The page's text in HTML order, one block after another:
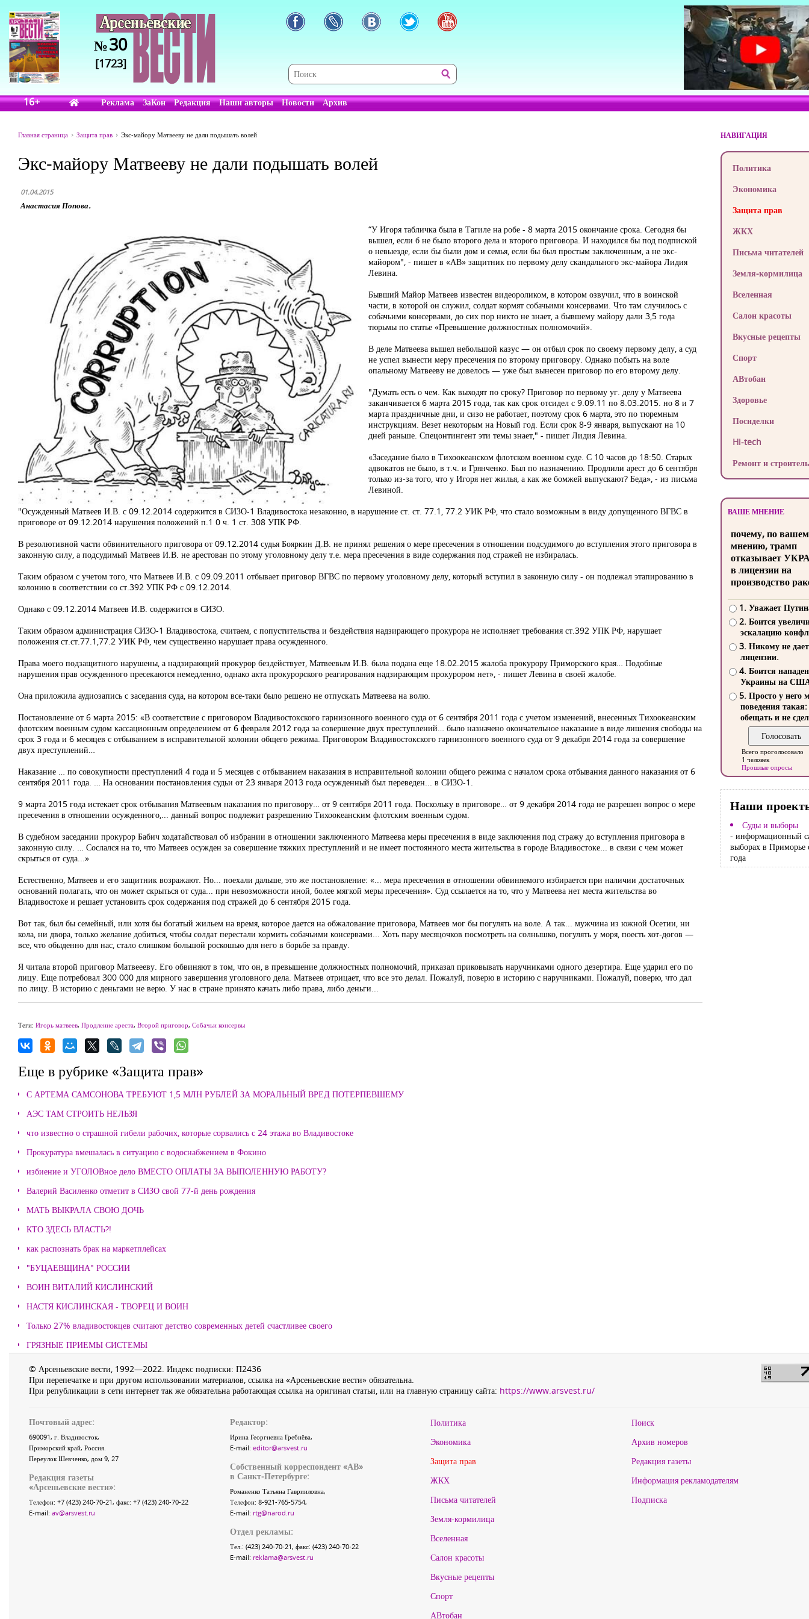
№30
[1723]
16+ Реклама ЗаКон Редакция Наши авторы Новости Архив
Главная страница Защита прав Экс-майору Матвееву не дали подышать волей
Экс-майору Матвееву не дали подышать волей
01.04.2015
Анастасия Попова.
“У Игоря табличка была в Тагиле на робе - 8 марта 2015 окончание срока. Сегодня бы
вышел, если б не было второго дела и второго приговора. И находился бы под подпиской
о невыезде, если бы были дом и семья, если бы был простым заключенным, а не экс-
майором", - пишет в «АВ» защитник по первому делу скандального экс-майора Лидия
Левина.
Бывший Майор Матвеев известен видеороликом, в котором озвучил, что в воинской
части, в которой он служил, солдат кормят собачьими консервами. Что там случилось с
собачьими консервами, до сих пор никто не знает, а бывшему майору дали 3,5 года
тюрьмы по статье «Превышение должностных полномочий».
В деле Матвеева вышел небольшой казус — он отбыл срок по своему первому делу, а суд
не успел вынести меру пресечения по второму приговору. Однако побыть на воле
опальному Матвееву не довелось — уже был вынесен приговор по его второму делу.
"Думать есть о чем. Как выходят по сроку? Приговор по первому уг. делу у Матвеева
заканчивается 6 марта 2015 года, так как срок отсидел с 9.09.11 по 8.03.2015. но 8 и 7
марта праздничные дни, и сизо не работает, поэтому срок 6 марта, это по тюремным
инструкциям. Везет некоторым на Новый год. Если срок 8-9 января, выпускают на 10
дней раньше. Спецонтингент эти темы знает," - пишет Лидия Левина.
«Заседание было в Тихоокеанском флотском военном суде. С 10 часов до 18:50. Старых
адвокатов не было, в т.ч. и Грянченко. Был по назначению. Продлили арест до 6 сентября
только из-за того, что у Игоря нет жилья, а как же бомжей выпускают? Беда», - из письма
Левиной.
"Осужденный Матвеев И.В. с 09.12.2014 содержится в СИЗО-1 Владивостока незаконно, в нарушение ст. ст. 77.1, 77.2 УИК РФ, что стало возможным в виду допущенного ВГВС в
приговоре от 09.12.2014 нарушения положений п.1 0 ч. 1 ст. 308 УПК РФ.
В резолютивной части обвинительного приговора от 09.12.2014 судья Бояркин Д.В. не принял решения о мере пресечения в отношении подсудимого до вступления этого приговора в
законную силу, а подсудимый Матвеев И.В. не арестован по этому уголовному делу т.е. мера пресечения в виде содержания под стражей не избиралась.
Таким образом с учетом того, что Матвеев И.В. с 09.09.2011 отбывает приговор ВГВС по первому уголовному делу, который вступил в законную силу - он подлежал этапированию в
колонию в соответствии со ст.392 УПК РФ с 09.12.2014.
Однако с 09.12.2014 Матвеев И.В. содержится в СИЗО.
Таким образом администрация СИЗО-1 Владивостока, считаем, с попустительства и бездействия надзирающего прокурора не исполняет требования ст.392 УПК РФ, нарушает
положения ст.ст.77.1,77.2 УИК РФ, чем существенно нарушает права осужденного.
Права моего подзащитного нарушены, а надзирающий прокурор бездействует, Матвеевым И.В. была подана еще 18.02.2015 жалоба прокурору Приморского края… Подобные
нарушения прав осужденного пресекаются немедленно, однако акта прокурорского реагирования надзирающим прокурором нет», - пишет Левина в своей жалобе.
Она приложила аудиозапись с заседания суда, на котором все-таки было решено не отпускать Матвеева на волю.
Постановление от 6 марта 2015: «В соответствие с приговором Владивостокского гарнизонного военного суда от 6 сентября 2011 года с учетом изменений, внесенных Тихоокеанским
флотским военным судом кассационным определением от 6 февраля 2012 года за совершение двух преступлений… было назначено окончательное наказание в виде лишения свободы на
срок 3 года и 6 месяцев с отбыванием в исправительной колонии общего режима. Приговором Владивостокского гарнизонного военного суда от 9 декабря 2014 года за совершение
двух преступлений…
Наказание … по совокупности преступлений 4 года и 5 месяцев с отбыванием наказания в исправительной колонии общего режима с началом срока отбывания данного наказания от 6
сентября 2011 года. … На основании постановления судьи от 23 января 2013 года осужденный был переведен... в СИЗО-1.
9 марта 2015 года истекает срок отбывания Матвеевым наказания по приговору… от 9 сентября 2011 года. Поскольку в приговоре… от 9 декабря 2014 года не разрешен вопрос о мере
пресечения в отношении осужденного,... данный вопрос подлежит разрешению Тихоокеанским флотским военным судом.
В судебном заседании прокурор Бабич ходатайствовал об избрании в отношении заключенного Матвеева меры пресечения в виде заключения под стражу до вступления приговора в
законную силу. … Сослался на то, что Матвеев осужден за совершение тяжких преступлений и не имеет постоянного места жительства в городе Владивостоке... в связи с чем может
скрыться от суда...»
Естественно, Матвеев и его защитник возражают. Но... поехали дальше, это же постановление: «... мера пресечения в отношении обвиняемого избирается при наличии достаточных
оснований полагать, что он может скрыться от суда... при невозможности иной, более мягкой меры пресечения». Суд ссылается на то, что у Матвеева нет места жительства во
Владивостоке и решает установить срок содержания под стражей до 6 сентября 2015 года.
Вот так, был бы семейный, или хотя бы богатый жильем на время, которое дается на обжалование приговора, Матвеев мог бы погулять на воле. А так... мужчина из южной Осетии, ни
кола, ни двора, только желание добиться, чтобы солдат перестали кормить собачьими консервами... Хоть пару месяцочков посмотреть на солнышко, погулять у моря, поесть хот-догов —
все, что обыденно для нас, стало слишком большой роскошью для него в борьбе за правду.
Я читала второй приговор Матвеееву. Его обвиняют в том, что он, в превышение должностных полномочий, приказал приковывать наручниками одного дезертира. Еще ударил его по
лицу. Еще потребовал 300 000 для мирного завершения уголовного дела. Матвеев отрицает, что все это делал. Пожалуй, поверю в историю с наручниками. Пожалуй, поверю, что дал
по лицу. В историю с деньгами не верю. У нас в стране принято качать либо права, либо деньги...
Теги: Игорь матвеев, Продление ареста, Второй приговор, Собачьи консервы
Еще в рубрике «Защита прав»
С АРТЕМА САМСОНОВА ТРЕБУЮТ 1,5 МЛН РУБЛЕЙ ЗА МОРАЛЬНЫЙ ВРЕД ПОТЕРПЕВШЕМУ
АЭС ТАМ СТРОИТЬ НЕЛЬЗЯ
что известно о страшной гибели рабочих, которые сорвались с 24 этажа во Владивостоке
Прокуратура вмешалась в ситуацию с водоснабжением в Фокино
избиение и УГОЛОВное дело ВМЕСТО ОПЛАТЫ ЗА ВЫПОЛЕННУЮ РАБОТУ?
Валерий Василенко отметит в СИЗО свой 77-й день рождения
МАТЬ ВЫКРАЛА СВОЮ ДОЧЬ
КТО ЗДЕСЬ ВЛАСТЬ?!
как распознать брак на маркетплейсах
"БУЦАЕВЩИНА" РОССИИ
ВОИН ВИТАЛИЙ КИСЛИНСКИЙ
НАСТЯ КИСЛИНСКАЯ - ТВОРЕЦ И ВОИН
Только 27% владивостокцев считают детство современных детей счастливее своего
ГРЯЗНЫЕ ПРИЕМЫ СИСТЕМЫ
НАВИГАЦИЯ
Политика
Экономика
Защита прав
ЖКХ
Письма читателей
Земля-кормилица
Вселенная
Салон красоты
Вкусные рецепты
Спорт
АВтобан
Здоровье
Посиделки
Hi-tech
Ремонт и
ВАШЕ МНЕНИЕ
почему, по
мнению, трамп
отказывает
в лицензии на
производство
1. Уважает
2. Боится
эскалацию
3. Никому не
лицензии.
4. Боится
Украины на
5. Просто у него
поведения такая:
обещать и не
Всего проголосовало
1 человек
Прошлые опросы
Наши
Суды и выборы
- информационный
выборах в Приморье
года
© Арсеньевские вести, 1992—2022. Индекс подписки: П2436
При перепечатке и при другом использовании материалов, ссылка на «Арсеньевские вести» обязательна.
При републикации в сети интернет так же обязательна работающая ссылка на оригинал статьи, или на главную страницу сайта: https://www.arsvest.ru/
Почтовый адрес:
690091, г. Владивосток,
Приморский край, Россия.
Переулок Шевченко, дом 9, 27
Редакция газеты
«Арсеньевские вести»:
Телефон: +7 (423) 240-70-21, факс: +7 (423) 240-70-22
E-mail: av@arsvest.ru
Редактор:
Ирина Георгиевна Гребнёва,
E-mail: editor@arsvest.ru
Собственный корреспондент «АВ»
в Санкт-Петербурге:
Романенко Татьяна Гаврииловна,
Телефон: 8-921-765-5754,
E-mail: rtg@narod.ru
Отдел рекламы:
Тел.: (423) 240-70-21, факс: (423) 240-70-22
E-mail: reklama@arsvest.ru
Политика
Экономика
Защита прав
ЖКХ
Письма читателей
Земля-кормилица
Вселенная
Салон красоты
Вкусные рецепты
Спорт
АВтобан
Поиск
Архив номеров
Редакция газеты
Информация рекламодателям
Подписка